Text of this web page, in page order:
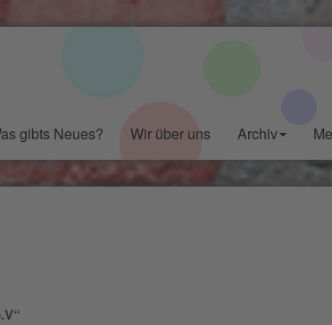
gibts Neues? Wir über uns Archiv